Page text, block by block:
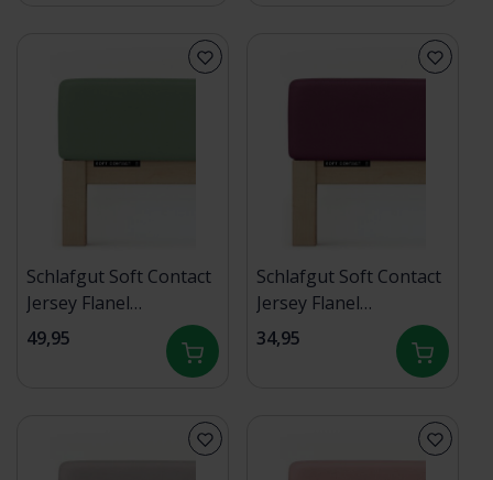
Schlafgut Soft Contact
Jersey Flanel
Hoeslaken XL -
180x200 - 200x200 665
49,95
Schlafgut Soft Contact
Jersey Flanel
Hoeslaken S - 90x190 -
100x200 542 Purple
34,95